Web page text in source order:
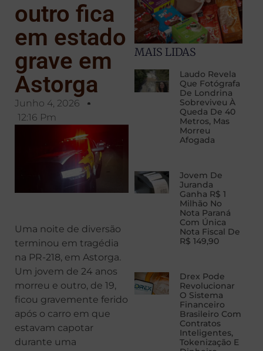
outro fica
em estado
grave em
Astorga
Junho 4, 2026
12:16 Pm
Uma noite de diversão
terminou em tragédia
na PR-218, em Astorga.
Um jovem de 24 anos
morreu e outro, de 19,
ficou gravemente ferido
após o carro em que
estavam capotar
durante uma
MAIS LIDAS
Laudo Revela
Que Fotógrafa
De Londrina
Sobreviveu À
Queda De 40
Metros, Mas
Morreu
Afogada
Jovem De
Juranda
Ganha R$ 1
Milhão No
Nota Paraná
Com Única
Nota Fiscal De
R$ 149,90
Drex Pode
Revolucionar
O Sistema
Financeiro
Brasileiro Com
Contratos
Inteligentes,
Tokenização E